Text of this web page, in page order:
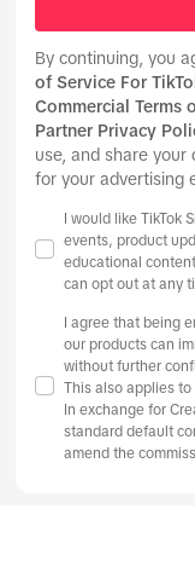
By continuing, you
of Service For
Commercial Terms
Partner Privacy
use, and share your
for your advertising
I would like
events, product
educational
can opt out at any
I agree that being
our products can
without further
This also applies to
In exchange for
standard default
amend the